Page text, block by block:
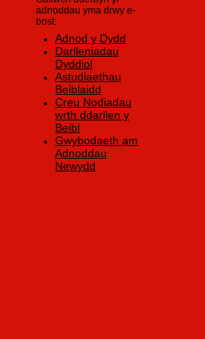
adnoddau yma drwy e-
bost:
Adnod y Dydd
Darlleniadau
Dyddiol
Astudiaethau
Beiblaidd
Creu Nodiadau
wrth ddarllen y
Beibl
Gwybodaeth am
Adnoddau
Newydd